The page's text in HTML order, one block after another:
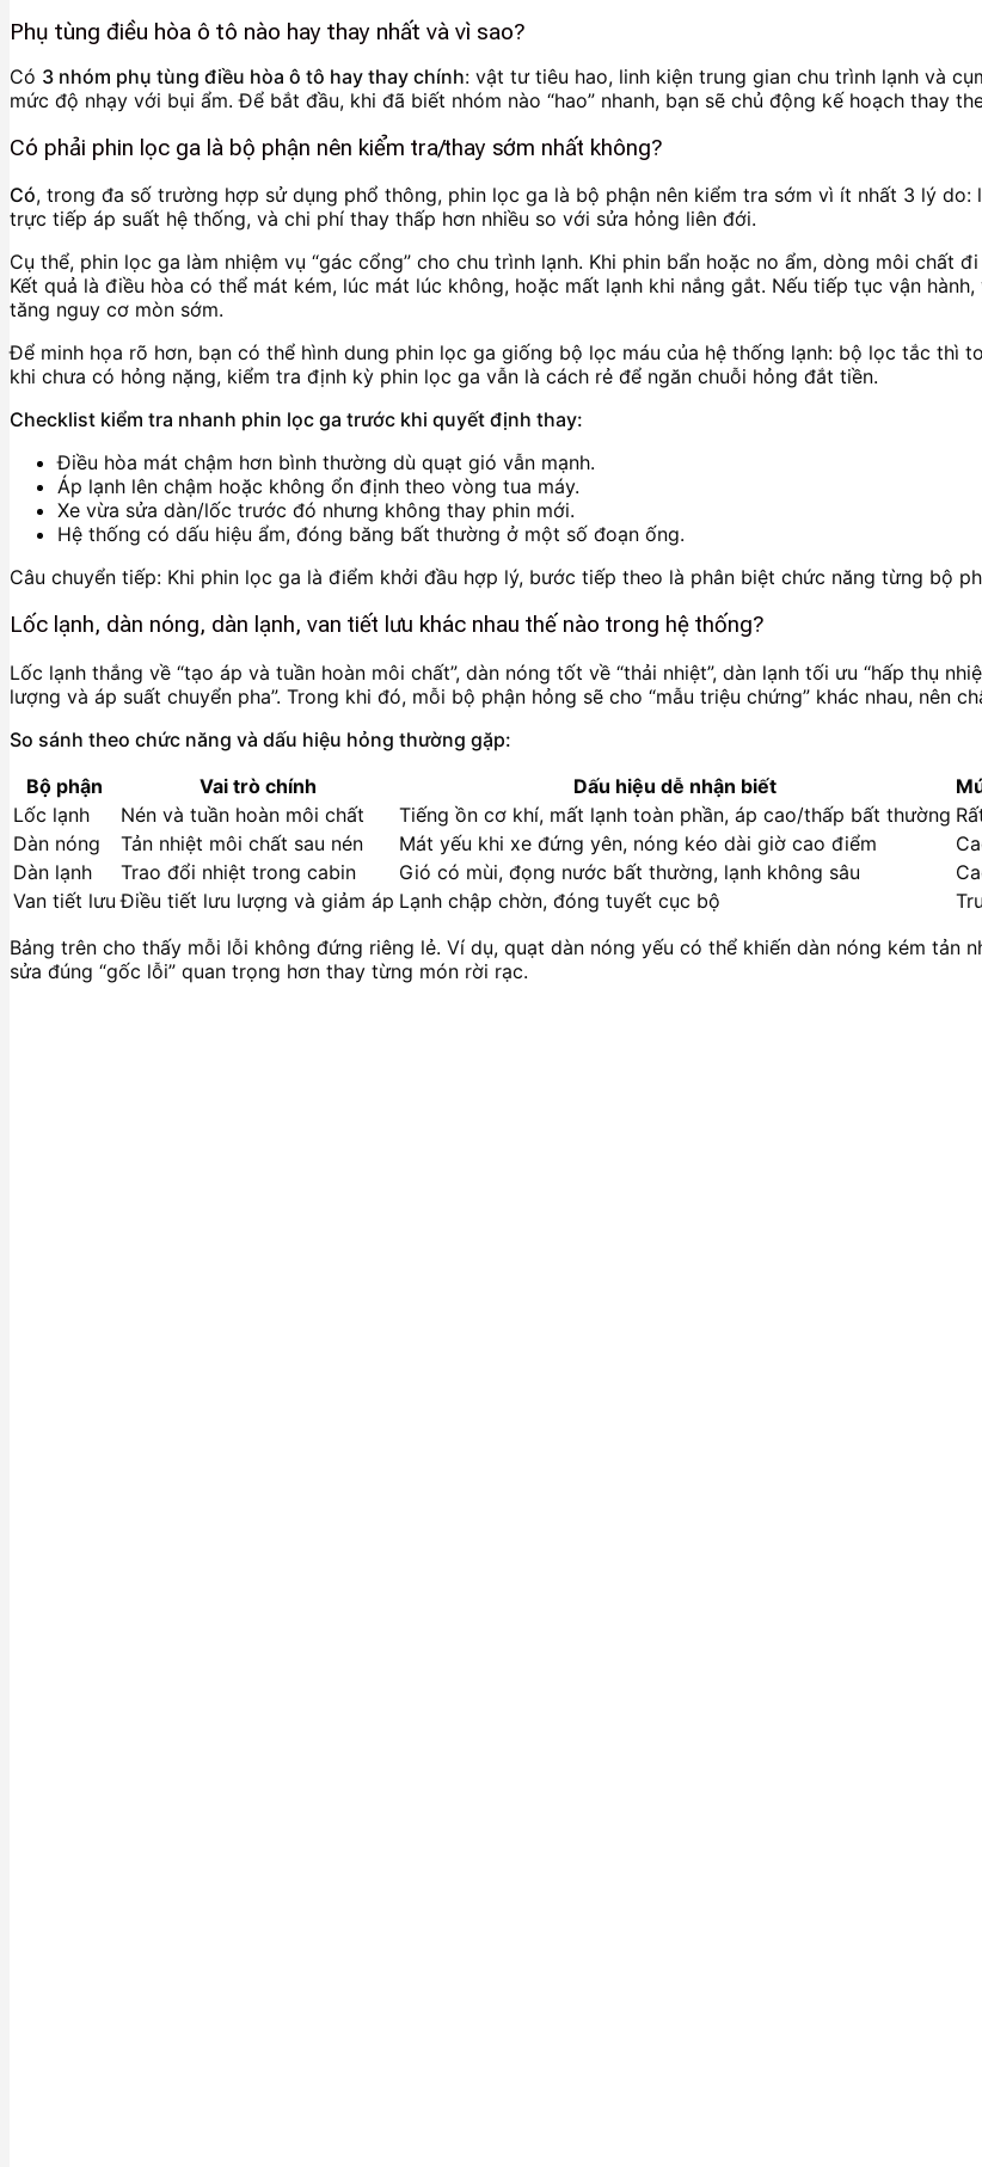
Phụ tùng điều hòa ô tô nào hay thay nhất và vì sao?
Có 3 nhóm phụ tùng điều hòa ô tô hay thay chính: vật tư tiêu hao, linh kiện trung gian chu trình lạnh và
mức độ nhạy với bụi ẩm. Để bắt đầu, khi đã biết nhóm nào “hao” nhanh, bạn sẽ chủ động kế hoạch thay
Có phải phin lọc ga là bộ phận nên kiểm tra/thay sớm nhất không?
Có, trong đa số trường hợp sử dụng phổ thông, phin lọc ga là bộ phận nên kiểm tra sớm vì ít nhất 3 lý
trực tiếp áp suất hệ thống, và chi phí thay thấp hơn nhiều so với sửa hỏng liên đới.
Cụ thể, phin lọc ga làm nhiệm vụ “gác cổng” cho chu trình lạnh. Khi phin bẩn hoặc no ẩm, dòng môi chất
Kết quả là điều hòa có thể mát kém, lúc mát lúc không, hoặc mất lạnh khi nắng gắt. Nếu tiếp tục vận
tăng nguy cơ mòn sớm.
Để minh họa rõ hơn, bạn có thể hình dung phin lọc ga giống bộ lọc máu của hệ thống lạnh: bộ lọc tắc thì
khi chưa có hỏng nặng, kiểm tra định kỳ phin lọc ga vẫn là cách rẻ để ngăn chuỗi hỏng đắt tiền.
Checklist kiểm tra nhanh phin lọc ga trước khi quyết định thay:
Điều hòa mát chậm hơn bình thường dù quạt gió vẫn mạnh.
Áp lạnh lên chậm hoặc không ổn định theo vòng tua máy.
Xe vừa sửa dàn/lốc trước đó nhưng không thay phin mới.
Hệ thống có dấu hiệu ẩm, đóng băng bất thường ở một số đoạn ống.
Câu chuyển tiếp: Khi phin lọc ga là điểm khởi đầu hợp lý, bước tiếp theo là phân biệt chức năng từng bộ
Lốc lạnh, dàn nóng, dàn lạnh, van tiết lưu khác nhau thế nào trong hệ thống?
Lốc lạnh thắng về “tạo áp và tuần hoàn môi chất”, dàn nóng tốt về “thải nhiệt”, dàn lạnh tối ưu “hấp thụ
lượng và áp suất chuyển pha”. Trong khi đó, mỗi bộ phận hỏng sẽ cho “mẫu triệu chứng” khác nhau, nên
So sánh theo chức năng và dấu hiệu hỏng thường gặp:
Bộ phận
Vai trò chính Dấu hiệu dễ nhận biết
Lốc lạnh
Nén và tuần hoàn môi chất Tiếng ồn cơ khí, mất lạnh toàn phần, áp cao/thấp bất thường
Dàn nóng
Tản nhiệt môi chất sau nén Mát yếu khi xe đứng yên, nóng kéo dài giờ cao điểm
Dàn lạnh
Trao đổi nhiệt trong cabin Gió có mùi, đọng nước bất thường, lạnh không sâu
Van tiết lưu Điều tiết lưu lượng và giảm áp Lạnh chập chờn, đóng tuyết cục bộ
Bảng trên cho thấy mỗi lỗi không đứng riêng lẻ. Ví dụ, quạt dàn nóng yếu có thể khiến dàn nóng kém tản
sửa đúng “gốc lỗi” quan trọng hơn thay từng món rời rạc.